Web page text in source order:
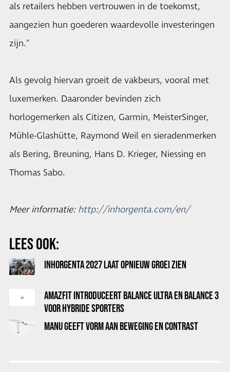
als retailers hebben vertrouwen in de toekomst,
aangezien hun goederen waardevolle investeringen
zijn."
Als gevolg hiervan groeit de vakbeurs, vooral met
luxemerken. Daaronder bevinden zich
horlogemerken als Citizen, Garmin, MeisterSinger,
Mühle-Glashütte, Raymond Weil en sieradenmerken
als Bering, Breuning, Hans D. Krieger, Niessing en
Thomas Sabo.
Meer informatie: http://inhorgenta.com/en/
LEES OOK:
INHORGENTA 2027 LAAT OPNIEUW GROEI ZIEN
AMAZFIT INTRODUCEERT BALANCE ULTRA EN BALANCE 3
VOOR HYBRIDE SPORTERS
MANU GEEFT VORM AAN BEWEGING EN CONTRAST